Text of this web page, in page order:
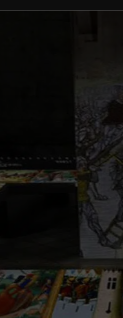
Le Panorama XXL
Le Panorama XXL, seul lieu
exposer les gigantesques
international Yadegar Asisi,
décembre 2014 pour un